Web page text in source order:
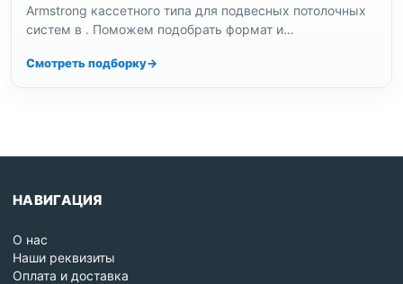
Armstrong кассетного типа для подвесных потолочных
систем в . Поможем подобрать формат и
Смотреть подборку
НАВИГАЦИЯ
О нас
Наши реквизиты
Оплата и доставка